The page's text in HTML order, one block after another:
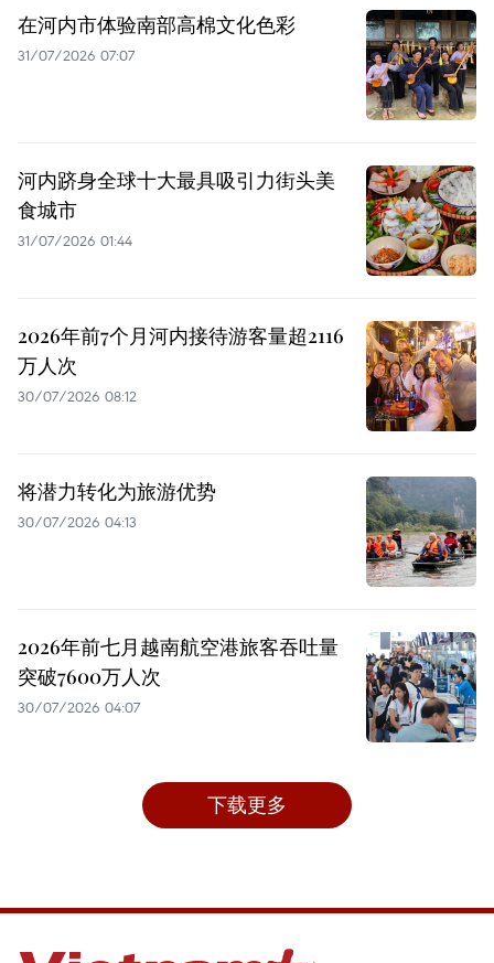
在河内市体验南部高棉文化色彩
31/07/2026 07:07
河内跻身全球十大最具吸引力街头美
食城市
31/07/2026 01:44
2026年前7个月河内接待游客量超2116
万人次
30/07/2026 08:12
将潜力转化为旅游优势
30/07/2026 04:13
2026年前七月越南航空港旅客吞吐量
突破7600万人次
30/07/2026 04:07
下载更多